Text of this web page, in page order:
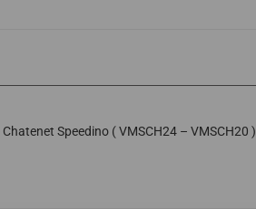
Speedino ( VMSCH24 – VMSCH20 )